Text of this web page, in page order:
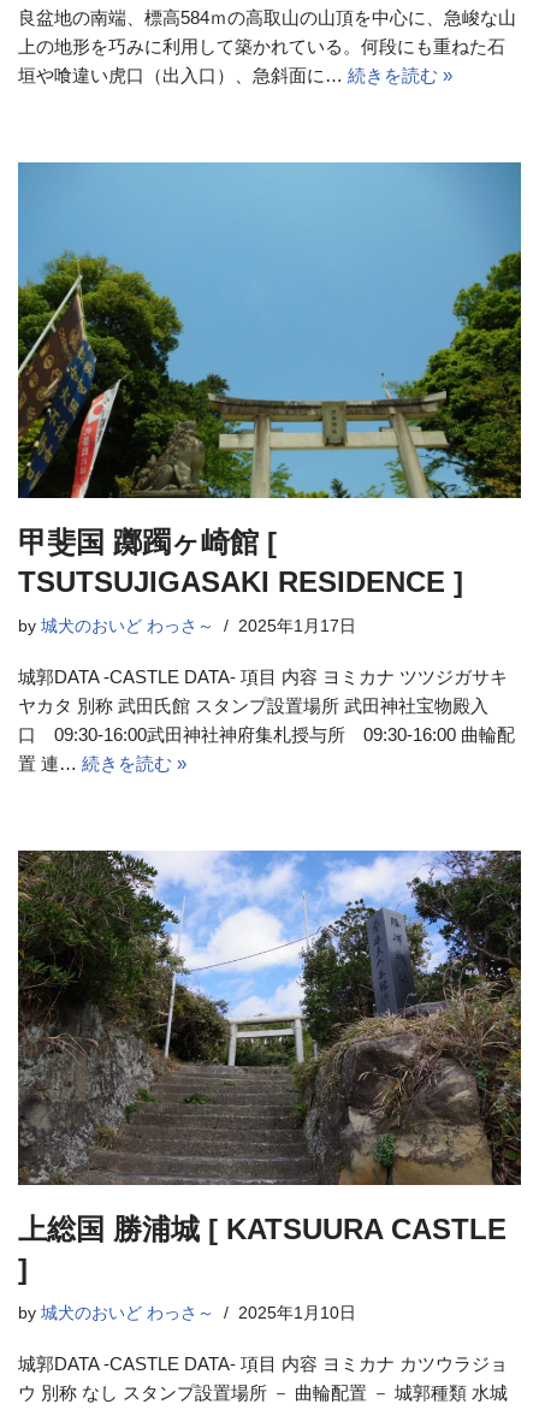
良盆地の南端、標高584ｍの高取山の山頂を中心に、急峻な山
上の地形を巧みに利用して築かれている。何段にも重ねた石
垣や喰違い虎口（出入口）、急斜面に… 続きを読む »
甲斐国 躑躅ヶ崎館 [
TSUTSUJIGASAKI RESIDENCE ]
by 城犬のおいど わっさ～ 2025年1月17日
城郭DATA -CASTLE DATA- 項目 内容 ヨミカナ ツツジガサキ
ヤカタ 別称 武田氏館 スタンプ設置場所 武田神社宝物殿入
口 09:30-16:00武田神社神府集札授与所 09:30-16:00 曲輪配
置 連… 続きを読む »
上総国 勝浦城 [ KATSUURA CASTLE
]
by 城犬のおいど わっさ～ 2025年1月10日
城郭DATA -CASTLE DATA- 項目 内容 ヨミカナ カツウラジョ
ウ 別称 なし スタンプ設置場所 － 曲輪配置 － 城郭種類 水城